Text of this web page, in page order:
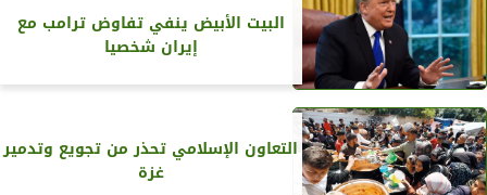
البيت الأبيض ينفي تفاوض ترامب مع
إيران شخصيا
التعاون الإسلامي تحذر من تجويع وتدمير
غزة